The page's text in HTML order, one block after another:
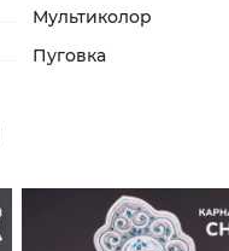
Мультиколор
Пуговка